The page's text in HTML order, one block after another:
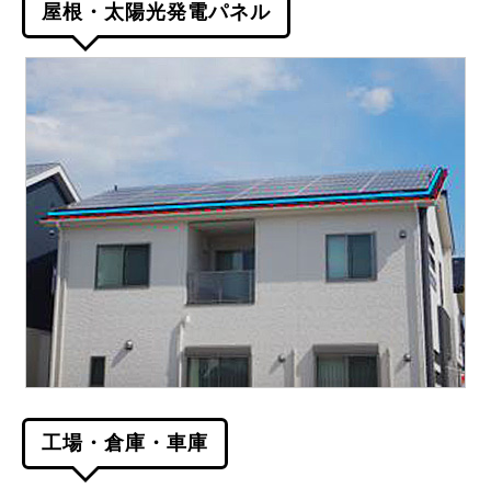
屋根・太陽光発電パネル
工場・倉庫・車庫